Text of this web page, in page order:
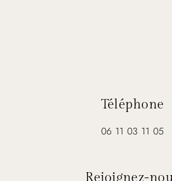
Téléphone
06 11 03 11 05
Rejoignez-